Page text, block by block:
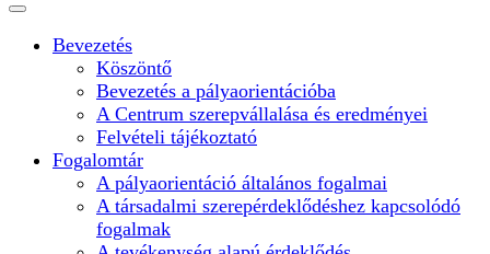
Bevezetés
Köszöntő
Bevezetés a pályaorientációba
A Centrum szerepvállalása és eredményei
Felvételi tájékoztató
Fogalomtár
A pályaorientáció általános fogalmai
A társadalmi szerepérdeklődéshez kapcsolódó
fogalmak